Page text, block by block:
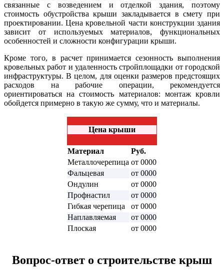
связанные с возведением и отделкой здания, поэтому
стоимость обустройства крыши закладывается в смету при
проектировании. Цена кровельной части конструкции здания
зависит от используемых материалов, функциональных
особенностей и сложности конфигурации крыши.
Кроме того, в расчет принимается сезонность выполнения
кровельных работ и удаленность стройплощадки от городской
инфраструктуры. В целом, для оценки размеров предстоящих
расходов на рабочие операции, рекомендуется
ориентироваться на стоимость материалов: монтаж кровли
обойдется примерно в такую же сумму, что и материалы.
Цена крыши
Материал
Руб.
Металлочерепица от 0000
Фальцевая
от 0000
Ондулин
от 0000
Профнастил
от 0000
Гибкая черепица
от 0000
Наплавляемая
от 0000
Плоская
от 0000
Вопрос-ответ о строительстве крыш